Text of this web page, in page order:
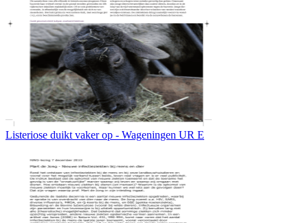
Listeriose duikt vaker op - Wageningen UR E